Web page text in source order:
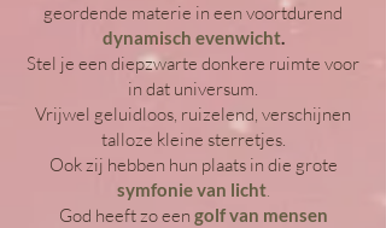
geordende materie in een voortdurend
dynamisch evenwicht.
Stel je een diepzwarte donkere ruimte voor
in dat universum.
Vrijwel geluidloos, ruizelend, verschijnen
talloze kleine sterretjes.
Ook zij hebben hun plaats in die grote
symfonie van licht.
God heeft zo een golf van mensen